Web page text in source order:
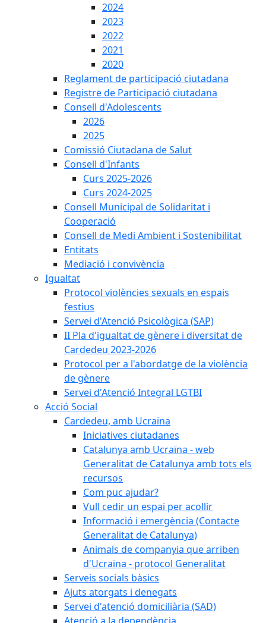
2024
2023
2022
2021
2020
Reglament de participació ciutadana
Registre de Participació ciutadana
Consell d'Adolescents
2026
2025
Comissió Ciutadana de Salut
Consell d'Infants
Curs 2025-2026
Curs 2024-2025
Consell Municipal de Solidaritat i
Cooperació
Consell de Medi Ambient i Sostenibilitat
Entitats
Mediació i convivència
Igualtat
Protocol violències sexuals en espais
festius
Servei d'Atenció Psicològica (SAP)
II Pla d'igualtat de gènere i diversitat de
Cardedeu 2023-2026
Protocol per a l'abordatge de la violència
de gènere
Servei d'Atenció Integral LGTBI
Acció Social
Cardedeu, amb Ucraïna
Iniciatives ciutadanes
Catalunya amb Ucraïna - web
Generalitat de Catalunya amb tots els
recursos
Com puc ajudar?
Vull cedir un espai per acollir
Informació i emergència (Contacte
Generalitat de Catalunya)
Animals de companyia que arriben
d'Ucraïna - protocol Generalitat
Serveis socials bàsics
Ajuts atorgats i denegats
Servei d'atenció domiciliària (SAD)